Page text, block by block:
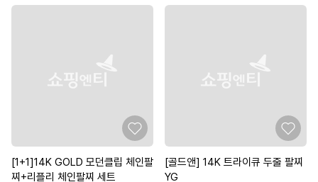
[1+1]14K GOLD 모던클립 체인팔
찌+리플리 체인팔찌 세트
[골드앤] 14K 트라이큐 두줄 팔찌
YG